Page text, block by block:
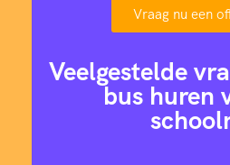
Vraag nu een
Veelgestelde
bus huren